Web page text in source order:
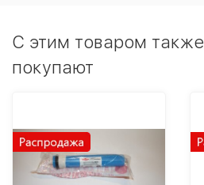
C этим товаром также
покупают